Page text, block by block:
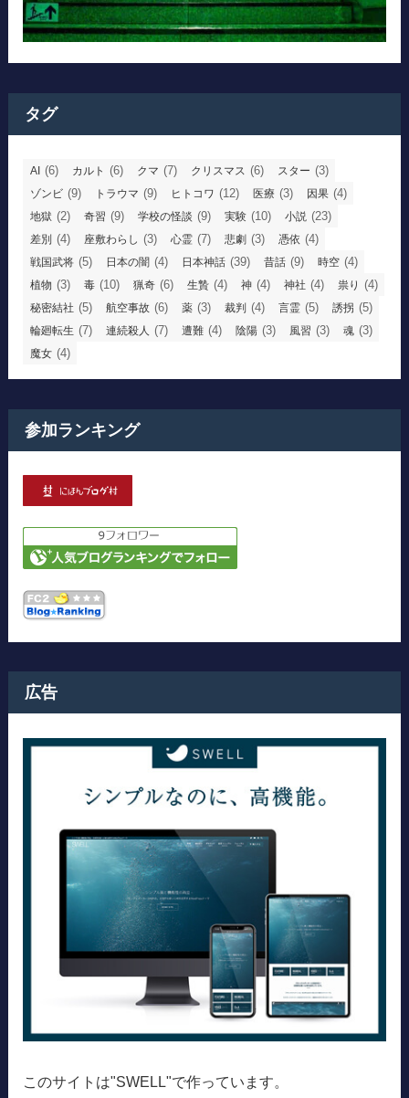
タグ
AI (6) カルト (6) クマ (7) クリスマス (6) スター (3)
ゾンビ (9) トラウマ (9) ヒトコワ (12) 医療 (3) 因果 (4)
地獄 (2) 奇習 (9) 学校の怪談 (9) 実験 (10) 小説 (23)
差別 (4) 座敷わらし (3) 心霊 (7) 悲劇 (3) 憑依 (4)
戦国武将 (5) 日本の闇 (4) 日本神話 (39) 昔話 (9) 時空 (4)
植物 (3) 毒 (10) 猟奇 (6) 生贄 (4) 神 (4) 神社 (4) 祟り (4)
秘密結社 (5) 航空事故 (6) 薬 (3) 裁判 (4) 言霊 (5) 誘拐 (5)
輪廻転生 (7) 連続殺人 (7) 遭難 (4) 陰陽 (3) 風習 (3) 魂 (3)
魔女 (4)
参加ランキング
広告
このサイトは"SWELL"で作っています。